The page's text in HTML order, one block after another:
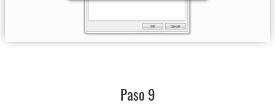
Paso 9